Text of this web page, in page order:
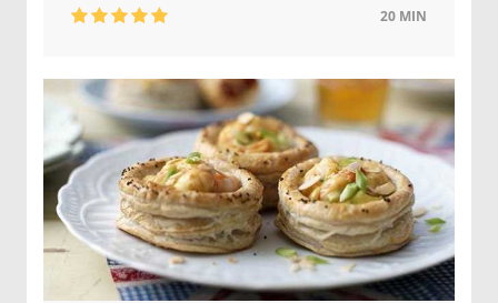
20 MIN